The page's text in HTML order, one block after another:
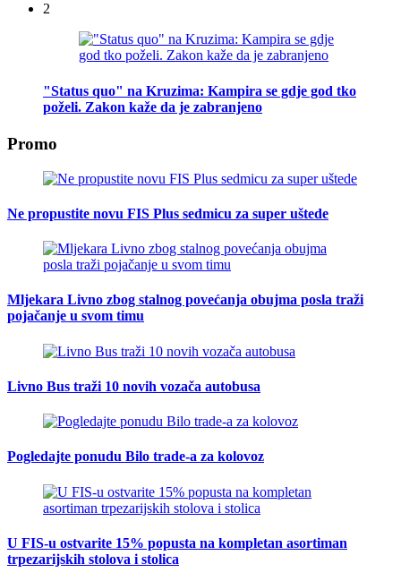
2
"Status quo" na Kruzima: Kampira se gdje god tko
poželi. Zakon kaže da je zabranjeno
Promo
Ne propustite novu FIS Plus sedmicu za super uštede
Mljekara Livno zbog stalnog povećanja obujma posla traži
pojačanje u svom timu
Livno Bus traži 10 novih vozača autobusa
Pogledajte ponudu Bilo trade-a za kolovoz
U FIS-u ostvarite 15% popusta na kompletan asortiman
trpezarijskih stolova i stolica